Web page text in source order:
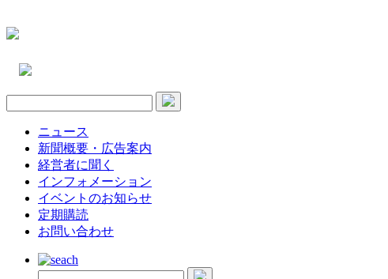
ニュース
新聞概要・広告案内
経営者に聞く
インフォメーション
イベントのお知らせ
定期購読
お問い合わせ